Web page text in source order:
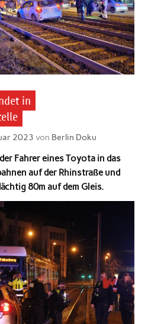
in
2023 von Berlin Doku
Fahrer eines Toyota in das
auf der Rhinstraße und
80m auf dem Gleis.